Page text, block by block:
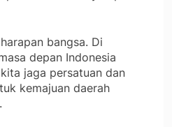
bangsa. Di
depan Indonesia
jaga persatuan dan
kemajuan daerah